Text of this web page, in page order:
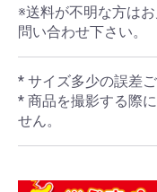
※送料が不明な方は
問い合わせ下さい。
* サイズ多少の誤差ご
* 商品を撮影する際
せん。